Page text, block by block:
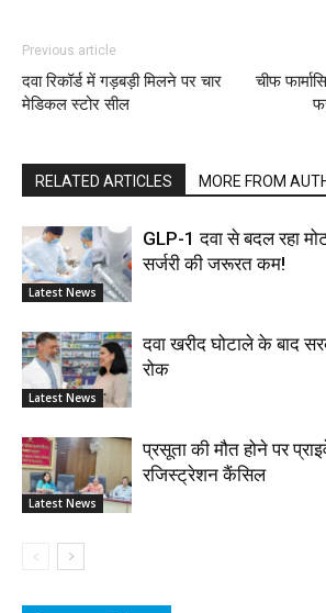
Previous article
दवा रिकॉर्ड में गड़बड़ी मिलने पर चार
मेडिकल स्टोर सील
चीफ
RELATED ARTICLES MORE FROM
Latest News
GLP-1 दवा से बदल रहा
सर्जरी की जरूरत कम!
Latest News
दवा खरीद घोटाले के बाद
रोक
Latest News
प्रसूता की मौत होने पर
रजिस्ट्रेशन कैंसिल